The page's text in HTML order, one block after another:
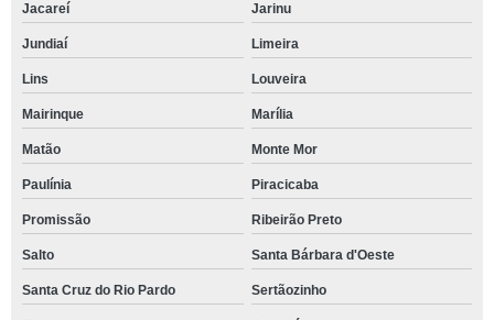
Jacareí Jarinu
Jundiaí Limeira
Lins Louveira
Mairinque Marília
Matão Monte Mor
Paulínia Piracicaba
Promissão Ribeirão Preto
Salto Santa Bárbara d'Oeste
Santa Cruz do Rio Pardo Sertãozinho